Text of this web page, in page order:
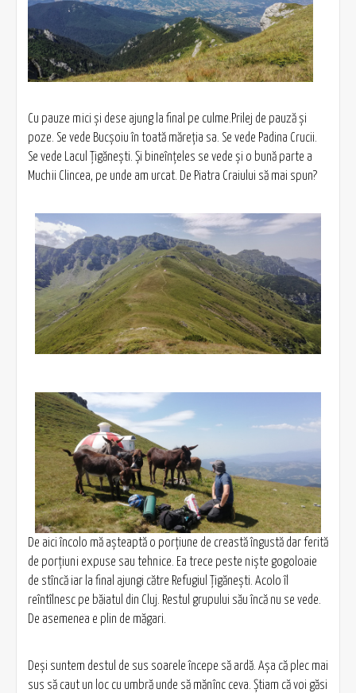
Cu pauze mici și dese ajung la final pe culme.Prilej de pauză și
poze. Se vede Bucșoiu în toată măreția sa. Se vede Padina Crucii.
Se vede Lacul Țigănești. Și bineînțeles se vede și o bună parte a
Muchii Clincea, pe unde am urcat. De Piatra Craiului să mai spun?
De aici încolo mă așteaptă o porțiune de creastă îngustă dar ferită
de porțiuni expuse sau tehnice. Ea trece peste niște gogoloaie
de stîncă iar la final ajungi către Refugiul Țigănești. Acolo îl
reîntîlnesc pe băiatul din Cluj. Restul grupului său încă nu se vede.
De asemenea e plin de măgari.
Deși suntem destul de sus soarele începe să ardă. Așa că plec mai
sus să caut un loc cu umbră unde să mănînc ceva. Știam că voi găsi